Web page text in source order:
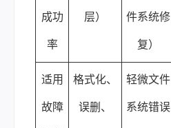
成功
率
层） 件系统修
复）
适用
故障
格式化、
误删、
轻微文件
系统错误